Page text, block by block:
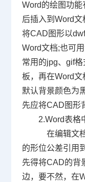
Word 的绘图功能
后插入到 Word文
将CAD 图形以dwf
Word文档;也可
常用的jpg、 gif格
板，再在Word文
默认背景颜色为
先应将CAD 图形
2.Word表格
在编辑文
的形位公差引用到
先得将CAD的背
边，要不然，在